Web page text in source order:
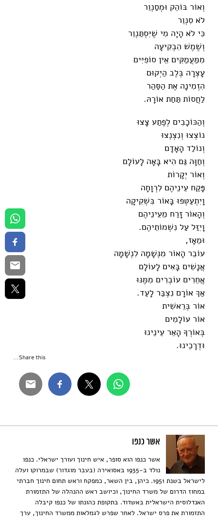
וְאוֹר בּוֹהֵק וּמְסַנְוֵר
לֹא סִנְוֵר
כִּי לֹא הָיָה מִי שֶׁיִּסְתַּנְוֵר
וְשֶׁמֶשׁ הִבְקִיעָה
מִמַּעֲמַקִּים אֵין סוֹפִיִּים
עָצְרָה בְּלֶב הַיְקוּם
הִזְמִינָה אֶת הַסַּהַר
לַחֲסוֹת תַּחַת אוֹרָהּ.
וְהַכּוֹכָבִים לְפֶתַע צָצוּ
נוֹצְצוּ וְנִצְנְצוּ
וְנוֹלַד הָאָדָם
וְחַוָּה גַּם הִיא בָּאָה לָעוֹלָם
וְאוֹר יְקָרוֹת
פָּקַח עֵינֵיהֶם לִרְוָחָה
וָיִתְעַטְּפוּ בָּאוֹר בִּשְׁקִיקָה
וְהָאוֹר זָרַח מֵעֵינֵיהֶם
וָיִזַּל עַל נִשְׁמוֹתֵיהֶם.
וּמֵאָז,
עוֹבֵר הָאוֹר מִנְּשָׁמָה לִנְשָׁמָה
אֲנָשִׁים בָּאִים לָעוֹלָם
אֲחֵרִים עוֹבְרִים מִמֶּנּוּ
אַךְ אוֹרָם נִצְבַּר לָעַד.
אוֹר בְּרֵאשִׁית
אוֹר עוֹלָמִים
בְּאוֹרְךָ הָאֵר עֵינֵינוּ
וּדְרָכֵינוּ.
Share this...
אשר כנפו
אשר כנפו הוא סופר, איש חינוך ועורך ישראלי. כנפו
נולד ב-1935 באסואירה (בעבר מוגדור) שבמרוקו ועלה
לישראל בשנת 1951. כיהן, בין השאר, כמפקח וראש תחום חינוך חברתי
במחוז הדרום של משרד החינוך, וכיושב ראש ההנהלה של התזמורת
האנדלוסית הישראלית באשדוד. בתקופת כהונתו של כנפו קיבלה
התזמורת את פרס ישראל. לאחר שפרש לגמלאות ממשרד החינוך, ערך